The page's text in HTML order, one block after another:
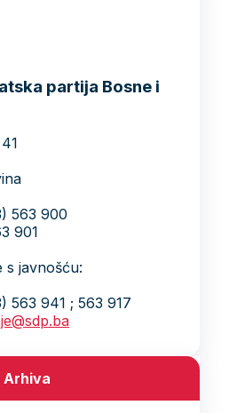
partija Bosne i
563 900
901
s javnošću:
563 941 ; 563 917
Arhiva